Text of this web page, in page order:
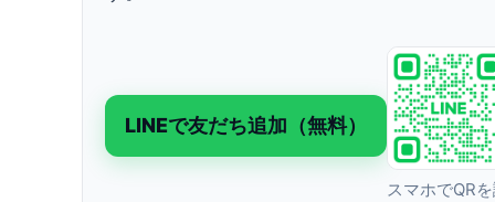
LINEで友だち追加（無料）
スマホでQR